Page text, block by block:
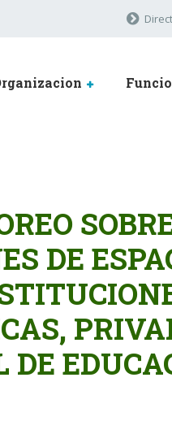
DE
DE